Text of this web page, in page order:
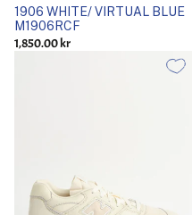
1906 WHITE/ VIRTUAL BLUE
M1906RCF
1,850.00 kr